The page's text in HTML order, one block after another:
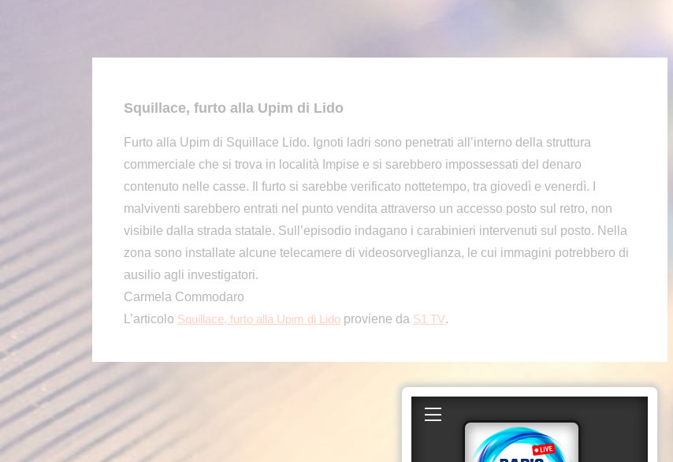
Squillace, furto alla Upim di Lido
Furto alla Upim di Squillace Lido. Ignoti ladri sono penetrati all’interno della struttura
commerciale che si trova in località Impise e si sarebbero impossessati del denaro
contenuto nelle casse. Il furto si sarebbe verificato nottetempo, tra giovedì e venerdì. I
malviventi sarebbero entrati nel punto vendita attraverso un accesso posto sul retro, non
visibile dalla strada statale. Sull’episodio indagano i carabinieri intervenuti sul posto. Nella
zona sono installate alcune telecamere di videosorveglianza, le cui immagini potrebbero di
ausilio agli investigatori.
Carmela Commodaro
L’articolo Squillace, furto alla Upim di Lido proviene da S1 TV.